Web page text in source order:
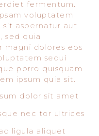
fermentum.
voluptatem
sit aspernatur aut
sed quia
magni dolores eos
sequi
porro quisquam
ipsum quia sit.
dolor sit amet
nec tor ultrices
ligula aliquet